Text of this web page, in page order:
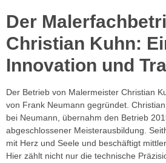
Der
Christian Kuhn:
Innovation und
Der Betrieb von Malermeister Christian
von Frank Neumann gegründet.
bei Neumann, übernahm den Betrieb
abgeschlossener Meisterausbildung.
mit Herz und Seele und beschäftigt
Hier zählt nicht nur die technische